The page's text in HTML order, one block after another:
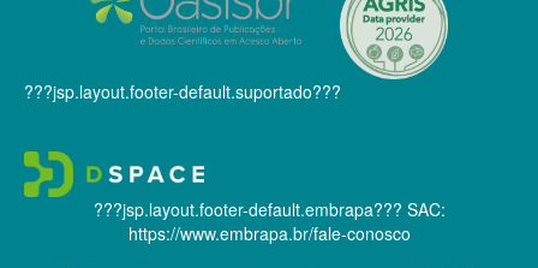
???jsp.layout.footer-default.suportado???
???jsp.layout.footer-default.embrapa??? SAC:
https://www.embrapa.br/fale-conosco